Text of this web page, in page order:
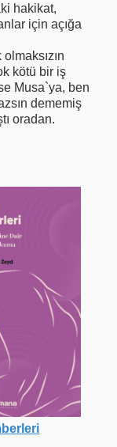
hakikat,
için açığa
kötü bir iş
Musa`ya, ben
dememiş
oradan.